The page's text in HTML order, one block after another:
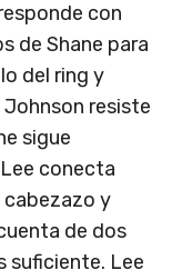
con
de Shane para
del ring y
Johnson resiste
sigue
conecta
cabezazo y
de dos
suficiente. Lee